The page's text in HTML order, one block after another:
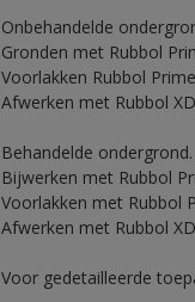
Onbehandelde
Gronden met Rubbol
Voorlakken Rubbol
Afwerken met Rubbol
Behandelde ondergrond.
Bijwerken met Rubbol
Voorlakken met Rubbol
Afwerken met Rubbol
Voor gedetailleerde